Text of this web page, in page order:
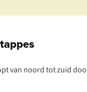
van noord tot zuid